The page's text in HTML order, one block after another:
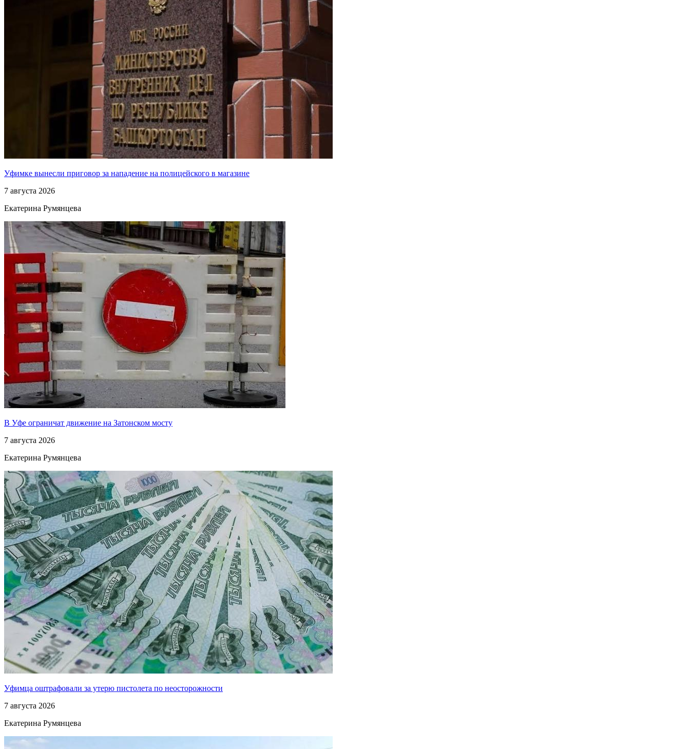
Уфимке вынесли приговор за нападение на полицейского в магазине
7 августа 2026
Екатерина Румянцева
В Уфе ограничат движение на Затонском мосту
7 августа 2026
Екатерина Румянцева
Уфимца оштрафовали за утерю пистолета по неосторожности
7 августа 2026
Екатерина Румянцева